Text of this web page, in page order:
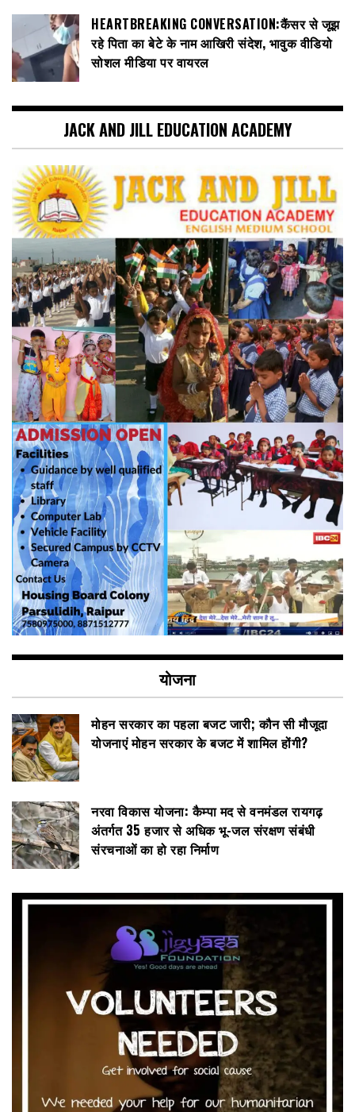
HEARTBREAKING CONVERSATION:कैंसर से जूझ
रहे पिता का बेटे के नाम आखिरी संदेश, भावुक वीडियो
सोशल मीडिया पर वायरल
JACK AND JILL EDUCATION ACADEMY
योजना
मोहन सरकार का पहला बजट जारी; कौन सी मौजूदा
योजनाएं मोहन सरकार के बजट में शामिल होंगी?
नरवा विकास योजना: कैम्पा मद से वनमंडल रायगढ़
अंतर्गत 35 हजार से अधिक भू-जल संरक्षण संबंधी
संरचनाओं का हो रहा निर्माण